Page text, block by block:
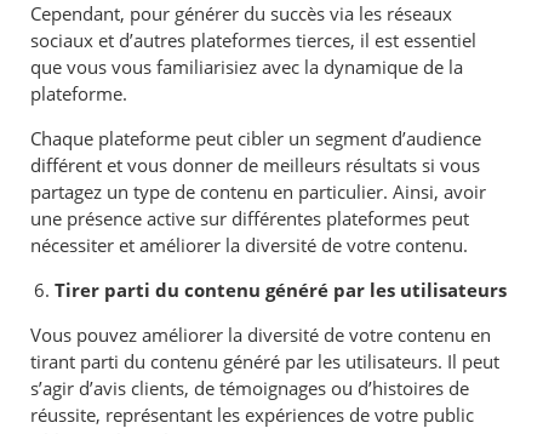
Cependant, pour générer du succès via les réseaux
sociaux et d’autres plateformes tierces, il est essentiel
que vous vous familiarisiez avec la dynamique de la
plateforme.
Chaque plateforme peut cibler un segment d’audience
différent et vous donner de meilleurs résultats si vous
partagez un type de contenu en particulier. Ainsi, avoir
une présence active sur différentes plateformes peut
nécessiter et améliorer la diversité de votre contenu.
Tirer parti du contenu généré par les utilisateurs
Vous pouvez améliorer la diversité de votre contenu en
tirant parti du contenu généré par les utilisateurs. Il peut
s’agir d’avis clients, de témoignages ou d’histoires de
réussite, représentant les expériences de votre public